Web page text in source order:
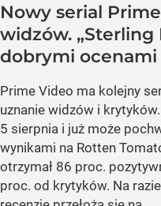
Nowy serial
widzów. „Sterling
dobrymi ocenami
Prime Video ma kolejny
uznanie widzów i
5 sierpnia i już może
wynikami na Rotten
otrzymał 86 proc.
proc. od krytyków. Na